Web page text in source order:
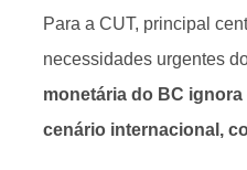
Para a CUT, principal
necessidades urgentes
monetária do BC
cenário internacional,